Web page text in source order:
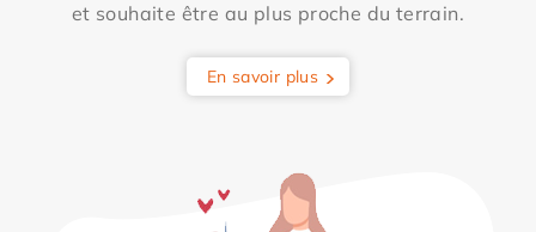
et souhaite être au plus proche du terrain.
En savoir plus